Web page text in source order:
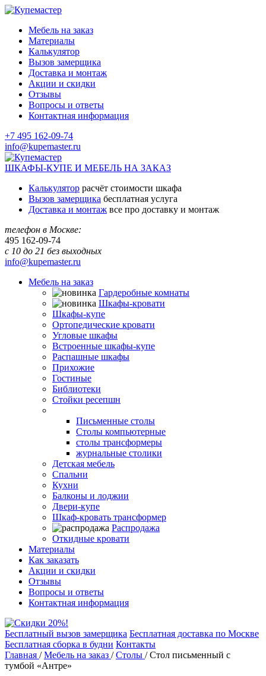
Мебель на заказ
Материалы
Калькулятор
Вызов замерщика
Доставка и монтаж
Акции и скидки
Отзывы
Вопросы и ответы
Контактная информация
+7 495 162-09-74
info@kupemaster.ru
ШКАФЫ-КУПЕ И МЕБЕЛЬ НА ЗАКАЗ
Калькулятор расчёт стоимости шкафа
Вызов замерщика бесплатная услуга
Доставка и монтаж все про доставку и монтаж
телефон в Москве:
495 162-09-74
с 10 до 21 без выходных
info@kupemaster.ru
Мебель на заказ
Гардеробные комнаты
Шкафы-кровати
Шкафы-купе
Ортопедические кровати
Угловые шкафы
Встроенные шкафы-купе
Распашные шкафы
Прихожие
Гостиные
Библиотеки
Стойки ресепшн
Письменные столы
Столы компьютерные
столы трансформеры
журнальные столики
Детская мебель
Спальни
Кухни
Балконы и лоджии
Двери-купе
Шкаф-кровать трансформер
Распродажа
Откидные кровати
Материалы
Как заказать
Акции и скидки
Отзывы
Вопросы и ответы
Контактная информация
Бесплатный вызов замерщика Бесплатная доставка по Москве
Бесплатная сборка в будни Контакты
Главная /Мебель на заказ /Столы /Стол письменный с
тумбой «Антре»